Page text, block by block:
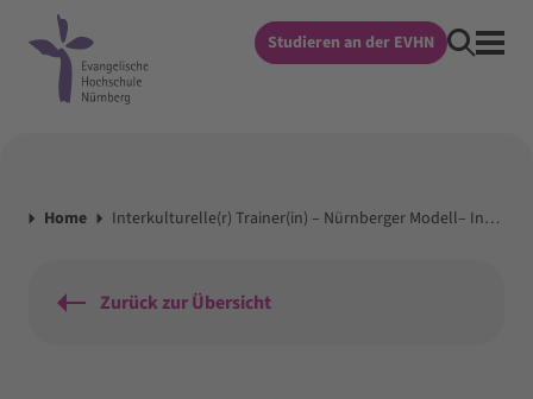
Studieren an der EVHN
Home Interkulturelle(r) Trainer(in) – Nürnberger Modell– Interkulturelle Kompetenz
Zurück zur Übersicht